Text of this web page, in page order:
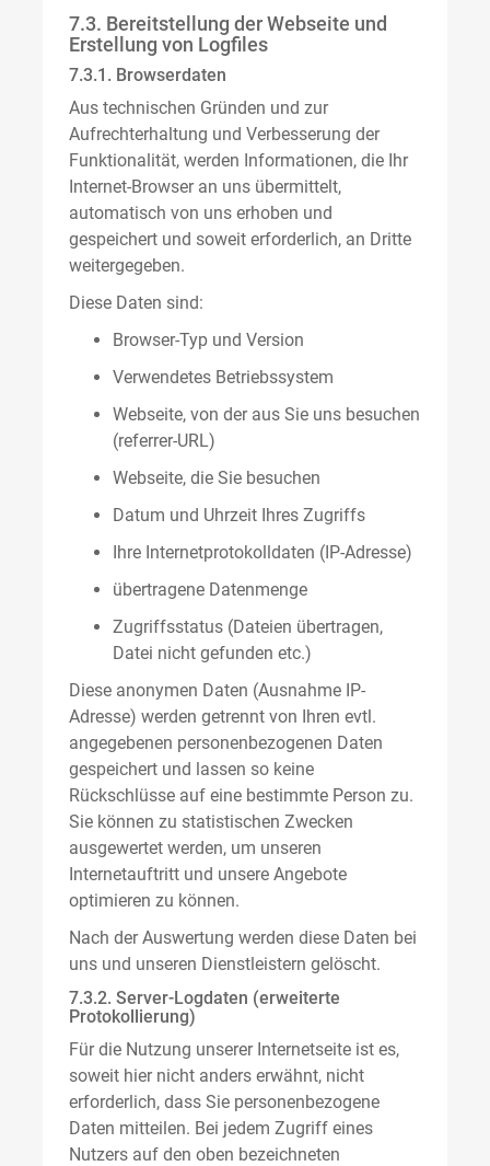
7.3. Bereitstellung der Webseite und
Erstellung von Logfiles
7.3.1. Browserdaten
Aus technischen Gründen und zur
Aufrechterhaltung und Verbesserung der
Funktionalität, werden Informationen, die Ihr
Internet-Browser an uns übermittelt,
automatisch von uns erhoben und
gespeichert und soweit erforderlich, an Dritte
weitergegeben.
Diese Daten sind:
Browser-Typ und Version
Verwendetes Betriebssystem
Webseite, von der aus Sie uns besuchen
(referrer-URL)
Webseite, die Sie besuchen
Datum und Uhrzeit Ihres Zugriffs
Ihre Internetprotokolldaten (IP-Adresse)
übertragene Datenmenge
Zugriffsstatus (Dateien übertragen,
Datei nicht gefunden etc.)
Diese anonymen Daten (Ausnahme IP-
Adresse) werden getrennt von Ihren evtl.
angegebenen personenbezogenen Daten
gespeichert und lassen so keine
Rückschlüsse auf eine bestimmte Person zu.
Sie können zu statistischen Zwecken
ausgewertet werden, um unseren
Internetauftritt und unsere Angebote
optimieren zu können.
Nach der Auswertung werden diese Daten bei
uns und unseren Dienstleistern gelöscht.
7.3.2. Server-Logdaten (erweiterte
Protokollierung)
Für die Nutzung unserer Internetseite ist es,
soweit hier nicht anders erwähnt, nicht
erforderlich, dass Sie personenbezogene
Daten mitteilen. Bei jedem Zugriff eines
Nutzers auf den oben bezeichneten